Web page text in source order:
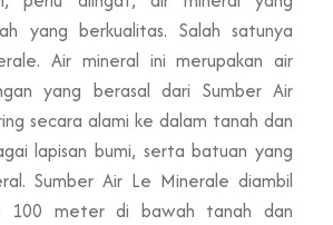
yang berkualitas. Salah satunya
Air mineral ini merupakan air
yang berasal dari Sumber Air
secara alami ke dalam tanah dan
lapisan bumi, serta batuan yang
Sumber Air Le Minerale diambil
100 meter di bawah tanah dan